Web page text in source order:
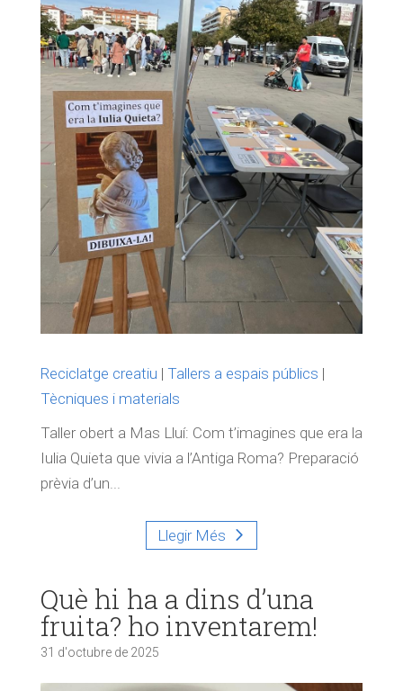
Reciclatge creatiu | Tallers a espais públics |
Tècniques i materials
Taller obert a Mas Lluí: Com t’imagines que era la
Iulia Quieta que vivia a l’Antiga Roma? Preparació
prèvia d’un...
Llegir Més
Què hi ha a dins d’una
fruita? ho inventarem!
31 d'octubre de 2025